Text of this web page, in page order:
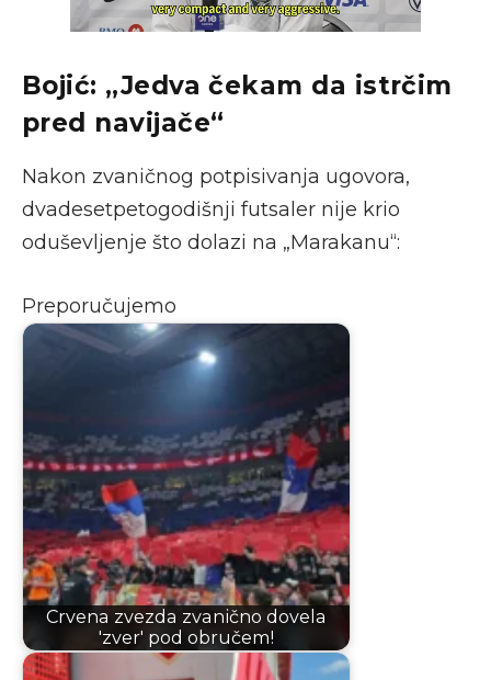
Bojić: „Jedva čekam da istrčim
pred navijače“
Nakon zvaničnog potpisivanja ugovora,
dvadesetpetogodišnji futsaler nije krio
oduševljenje što dolazi na „Marakanu“:
Preporučujemo
Crvena zvezda zvanično dovela
'zver' pod obručem!